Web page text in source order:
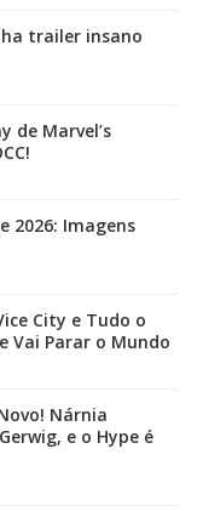
trailer insano
de Marvel’s
2026: Imagens
City e Tudo o
Vai Parar o Mundo
Nárnia
e o Hype é